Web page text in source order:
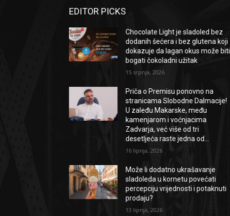
EDITOR PICKS
Chocolate Light je sladoled bez
dodanih šećera i bez glutena koji
dokazuje da lagan okus može biti
bogati čokoladni užitak
15 srpnja, 2026
Priča o Premisu ponovno na
stranicama Slobodne Dalmacije!
U zaleđu Makarske, među
kamenjarom i voćnjacima
Zadvarja, već više od tri
desetljeća raste jedna od...
16 lipnja, 2026
Može li dodatno ukrašavanje
sladoleda u kornetu povećati
percepciju vrijednosti i potaknuti
prodaju?
13 lipnja, 2026